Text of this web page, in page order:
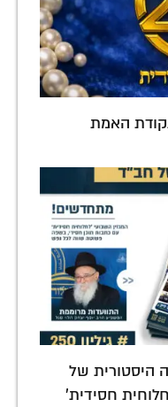
היסטורית של
חסידית'